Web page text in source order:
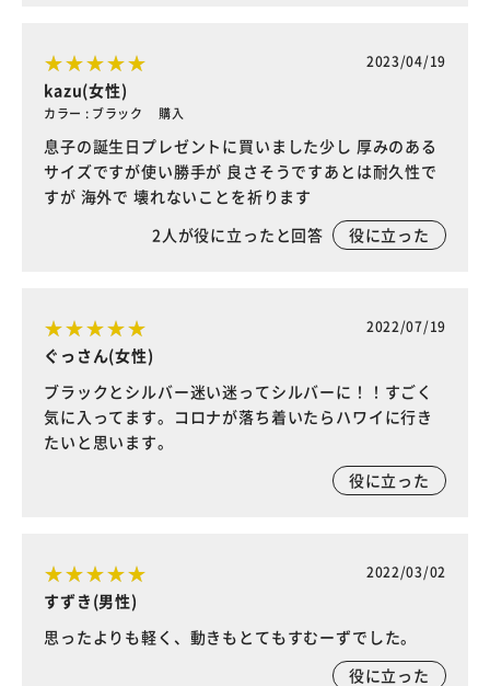
2023/04/19
kazu(女性)
カラー : ブラック 購入
息子の誕生日プレゼントに買いました少し 厚みのある
サイズですが使い勝手が 良さそうですあとは耐久性で
すが 海外で 壊れないことを祈ります
2人が役に立ったと回答 役に立った
2022/07/19
ぐっさん(女性)
ブラックとシルバー迷い迷ってシルバーに！！すごく
気に入ってます。コロナが落ち着いたらハワイに行き
たいと思います。
役に立った
2022/03/02
すずき(男性)
思ったよりも軽く、動きもとてもすむーずでした。
役に立った